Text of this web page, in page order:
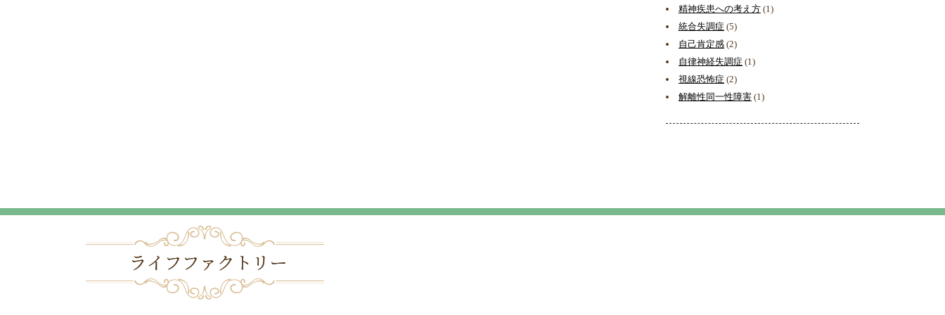
精神疾患への考え方 (1)
統合失調症 (5)
自己肯定感 (2)
自律神経失調症 (1)
視線恐怖症 (2)
解離性同一性障害 (1)